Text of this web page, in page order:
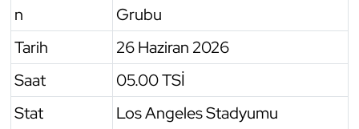
n
Grubu
Tarih
26 Haziran 2026
Saat
05.00 TSİ
Stat
Los Angeles Stadyumu